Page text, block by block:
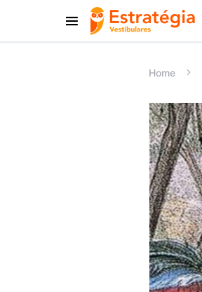
Procurar:
Home